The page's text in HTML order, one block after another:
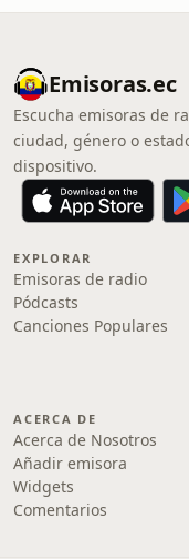
Emisoras.ec
Escucha emisoras de
ciudad, género o
dispositivo.
EXPLORAR
Emisoras de radio
Pódcasts
Canciones Populares
ACERCA DE
Acerca de Nosotros
Añadir emisora
Widgets
Comentarios